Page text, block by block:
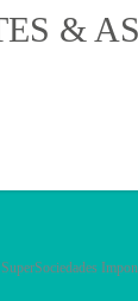
SuperSociedades